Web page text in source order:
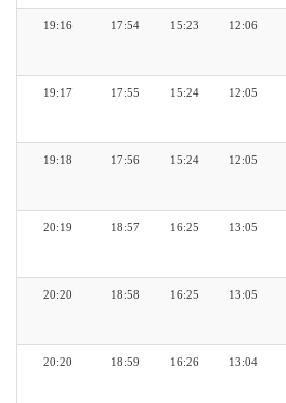
12:06
15:23
17:54
19:16
12:05
15:24
17:55
19:17
12:05
15:24
17:56
19:18
13:05
16:25
18:57
20:19
13:05
16:25
18:58
20:20
13:04
16:26
18:59
20:20